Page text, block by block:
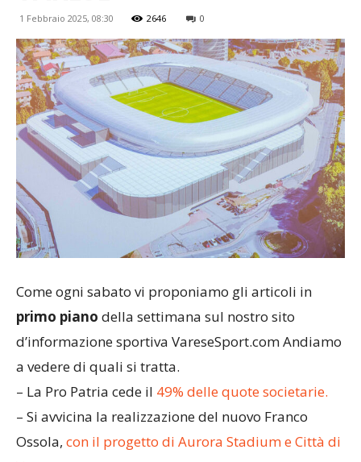
1 Febbraio 2025, 08:30 2646 0
Come ogni sabato vi proponiamo gli articoli in
primo piano della settimana sul nostro sito
d’informazione sportiva VareseSport.com Andiamo
a vedere di quali si tratta.
– La Pro Patria cede il 49% delle quote societarie.
– Si avvicina la realizzazione del nuovo Franco
Ossola, con il progetto di Aurora Stadium e Città di